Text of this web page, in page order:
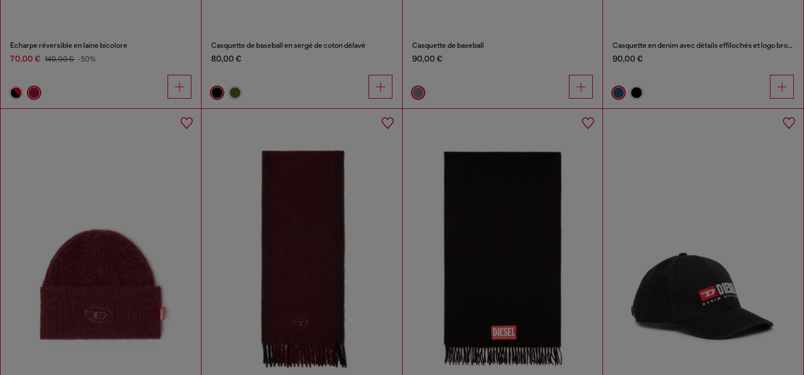
Écharpe réversible en laine bicolore
70,00 € 140,00 € -50%
Casquette de baseball en sergé de coton délavé
80,00 €
Casquette de baseball
90,00 €
Casquette en denim avec détails effilochés et logo brodé
90,00 €